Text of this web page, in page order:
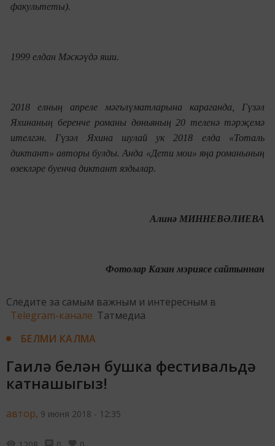
факультеты).
1999 елдан Мәскәүдә яши.
2018 елның апреле мәгълүматларына караганда, Гүзәл
Яхинаның беренче романы дөньяның 20 теленә тәрҗемә
ителгән. Гүзәл Яхина шулай ук 2018 елда «Тоталь
диктант» авторы булды.Анда «Дети мои» яңа романының
өзекләре буенча диктант яздылар.
Алинә МИННЕВӘЛИЕВА
Фотолар Казан мэриясе сайтыннан
Следите за самым важным и интересным в
Telegram-канале Татмедиа
БЕЛМИ КАЛМА
Гаилә белән бушка фестивальдә
катнашыгыз!
автор, 9 июня 2018 - 12:35